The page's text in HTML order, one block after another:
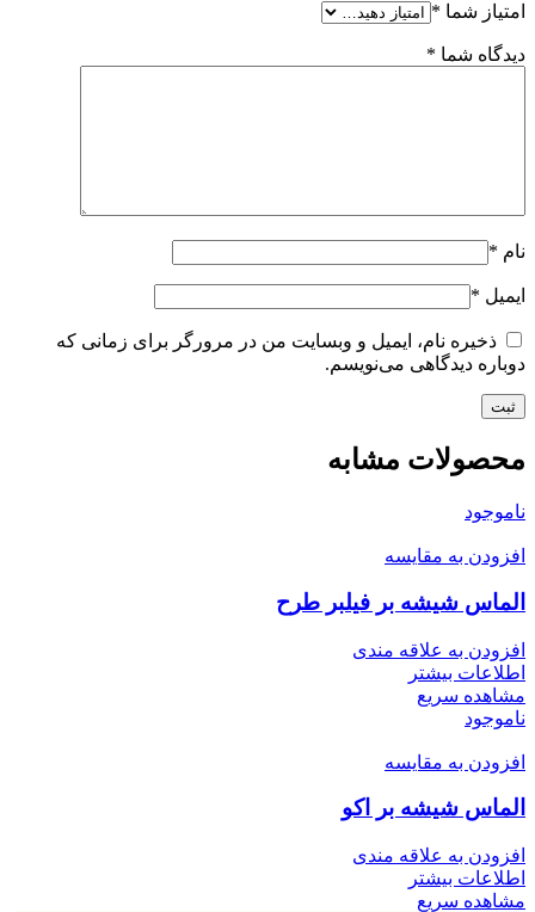
امتیاز شما *
دیدگاه شما *
نام *
ایمیل *
ذخیره نام، ایمیل و وبسایت من در مرورگر برای زمانی که
دوباره دیدگاهی می‌نویسم.
محصولات مشابه
ناموجود
افزودن به مقایسه
الماس شیشه بر فیلبر طرح
افزودن به علاقه مندی
اطلاعات بیشتر
مشاهده سریع
ناموجود
افزودن به مقایسه
الماس شیشه بر اکو
افزودن به علاقه مندی
اطلاعات بیشتر
مشاهده سریع